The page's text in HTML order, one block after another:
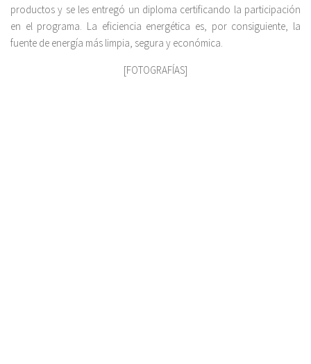
productos y se les entregó un diploma certificando la participación
en el programa. La eficiencia energética es, por consiguiente, la
fuente de energía más limpia, segura y económica.
[FOTOGRAFÍAS]